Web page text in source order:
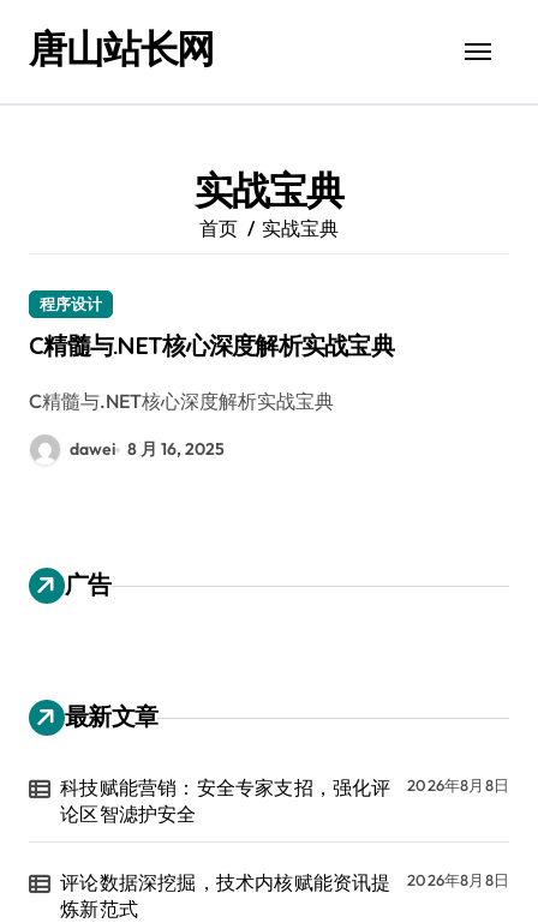
唐山站长网
实战宝典
首页 实战宝典
程序设计
C精髓与.NET核心深度解析实战宝典
C精髓与.NET核心深度解析实战宝典
dawei 8 月 16, 2025
广告
最新文章
科技赋能营销：安全专家支招，强化评
论区智滤护安全
2026年8月8日
评论数据深挖掘，技术内核赋能资讯提
炼新范式
2026年8月8日